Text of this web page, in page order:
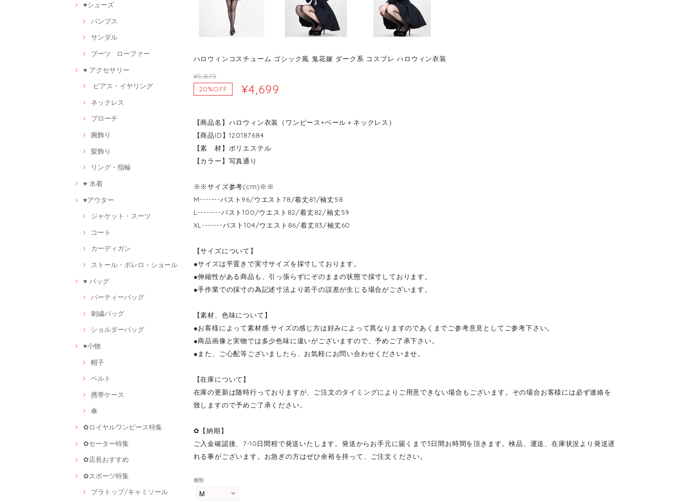
♥シューズ
パンプス
サンダル
ブーツ · ローファー
♥ アクセサリー
ピアス・イヤリング
ネックレス
ブローチ
腕飾り
髪飾り
リング・指輪
♥ 水着
♥アウター
ジャケット・スーツ
コート
カーディガン
ストール・ボレロ・ショール
♥ バッグ
パーティーバッグ
刺繍バッグ
ショルダーバッグ
♥小物
帽子
ベルト
携帯ケース
傘
✿ロイヤルワンピース特集
✿セーター特集
✿店長おすすめ
✿スポーツ特集
ブラトップ/キャミソール
ハロウィンコスチューム ゴシック風 鬼花嫁 ダーク系 コスプレ ハロウィン衣装
¥5,873
20%OFF
¥4,699
【商品名】ハロウィン衣装（ワンピース+ベール＋ネックレス）
【商品ID】120187684
【素 材】ポリエステル
【カラー】写真通り
※※サイズ参考(cm)※※
M-------バスト96/ウエスト78/着丈81/袖丈58
L--------バスト100/ウエスト82/着丈82/袖丈59
XL-------バスト104/ウエスト86/着丈83/袖丈60
【サイズについて】
●サイズは平置きで実寸サイズを採寸しております。
●伸縮性がある商品も、引っ張らずにぞのままの状態で採寸しております。
●手作業での採寸の為記述寸法より若干の誤差が生じる場合がございます。
【素材、色味について】
●お客様によって素材感·サイズの感じ方は好みによって異なりますのであくまでご参考意見としてご参考下さい。
●商品画像と実物では多少色味に違いがございますので、予めご了承下さい。
●また、ご心配等ございましたら、お気軽にお問い合わせくださいませ。
【在庫について】
在庫の更新は随時行っておりますが、ご注文のタイミングによりご用意できない場合もございます。その場合お客様には必ず連絡を
致しますので予めご了承ください。
✿【納期】
ご入金確認後、7-10日間程で発送いたします。発送からお手元に届くまで3日間お時間を頂きます。検品、運送、在庫状況より発送遅
れる事がございます。お急ぎの方はぜひ余裕を持って、ご注文ください。
種類